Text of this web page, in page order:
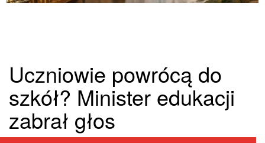
Uczniowie powrócą do
szkół? Minister edukacji
zabrał głos